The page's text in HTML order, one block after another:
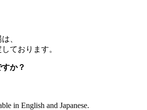
、
ております。
か？
in English and Japanese.